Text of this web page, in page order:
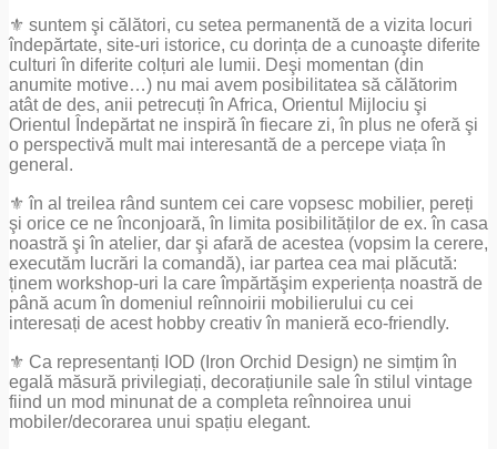
⚜ suntem şi călători, cu setea permanentă de a vizita locuri
îndepărtate, site-uri istorice, cu dorința de a cunoaşte diferite
culturi în diferite colțuri ale lumii. Deşi momentan (din
anumite motive…) nu mai avem posibilitatea să călătorim
atât de des, anii petrecuți în Africa, Orientul Mijlociu şi
Orientul Îndepărtat ne inspiră în fiecare zi, în plus ne oferă şi
o perspectivă mult mai interesantă de a percepe viața în
general.
⚜ în al treilea rând suntem cei care vopsesc mobilier, pereți
şi orice ce ne înconjoară, în limita posibilităților de ex. în casa
noastră şi în atelier, dar şi afară de acestea (vopsim la cerere,
executăm lucrări la comandă), iar partea cea mai plăcută:
ținem workshop-uri la care împărtăşim experiența noastră de
până acum în domeniul reînnoirii mobilierului cu cei
interesați de acest hobby creativ în manieră eco-friendly.
⚜ Ca representanți IOD (Iron Orchid Design) ne simțim în
egală măsură privilegiați, decorațiunile sale în stilul vintage
fiind un mod minunat de a completa reînnoirea unui
mobiler/decorarea unui spațiu elegant.